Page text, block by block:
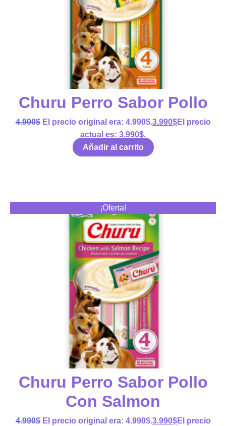
Churu Perro Sabor Pollo
4.990$ El precio original era: 4.990$.3.990$El precio
actual es: 3.990$.
Añadir al carrito
¡Oferta!
Churu Perro Sabor Pollo
Con Salmon
4.990$ El precio original era: 4.990$.3.990$El precio